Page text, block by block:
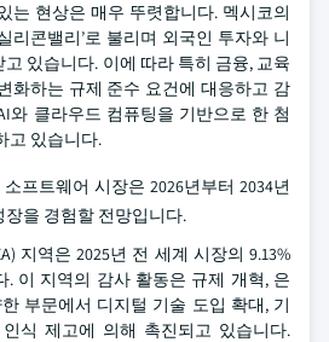
는 현상은 매우 뚜렷합니다. 멕시코의
리콘밸리’로 불리며 외국인 투자와 니
있습니다. 이에 따라 특히 금융, 교육
화하는 규제 준수 요건에 대응하고 감
와 클라우드 컴퓨팅을 기반으로 한 첨
고 있습니다.
프트웨어 시장은 2026년부터 2034년
을 경험할 전망입니다.
지역은 2025년 전 세계 시장의 9.13%
. 이 지역의 감사 활동은 규제 개혁, 은
부문에서 디지털 기술 도입 확대, 기
식 제고에 의해 촉진되고 있습니다.